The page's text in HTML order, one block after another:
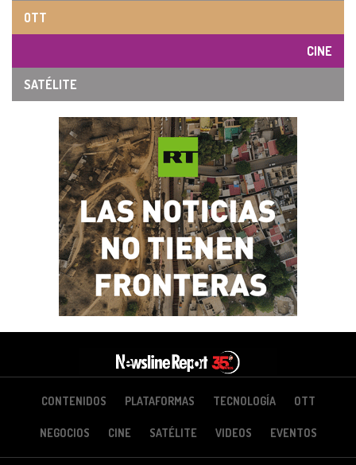
OTT
CINE
SATÉLITE
CONTENIDOS PLATAFORMAS TECNOLOGÍA OTT
NEGOCIOS CINE SATÉLITE VIDEOS EVENTOS